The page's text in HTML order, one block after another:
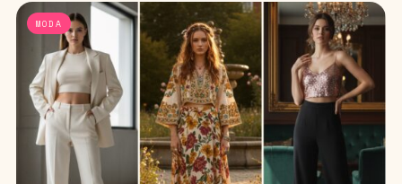
MODA